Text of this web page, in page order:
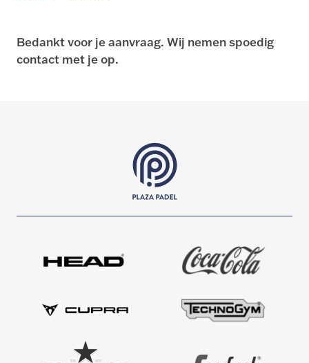
Bedankt voor je aanvraag. Wij nemen spoedig
contact met je op.